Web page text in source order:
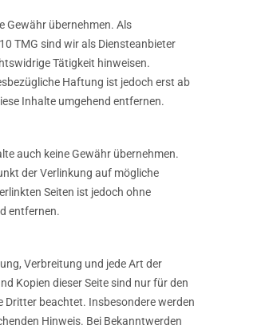
Gewähr übernehmen. Als
TMG sind wir als Diensteanbieter
Tätigkeit hinweisen.
Haftung ist jedoch erst ab
Inhalte umgehend entfernen.
auch keine Gewähr übernehmen.
der Verlinkung auf mögliche
Seiten ist jedoch ohne
entfernen.
Verbreitung und jede Art der
Kopien dieser Seite sind nur für den
Dritter beachtet. Insbesondere werden
Hinweis. Bei Bekanntwerden